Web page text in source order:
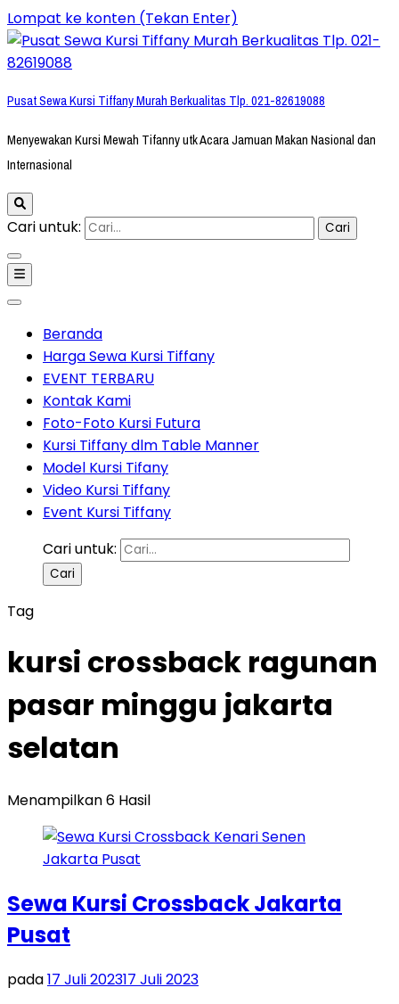
Lompat ke konten (Tekan Enter)
Pusat Sewa Kursi Tiffany Murah Berkualitas Tlp. 021-82619088
Menyewakan Kursi Mewah Tifanny utk Acara Jamuan Makan Nasional dan
Internasional
Cari untuk:
Beranda
Harga Sewa Kursi Tiffany
EVENT TERBARU
Kontak Kami
Foto-Foto Kursi Futura
Kursi Tiffany dlm Table Manner
Model Kursi Tifany
Video Kursi Tiffany
Event Kursi Tiffany
Cari untuk:
Tag
kursi crossback ragunan
pasar minggu jakarta
selatan
Menampilkan 6 Hasil
Sewa Kursi Crossback Jakarta
Pusat
pada17 Juli 202317 Juli 2023